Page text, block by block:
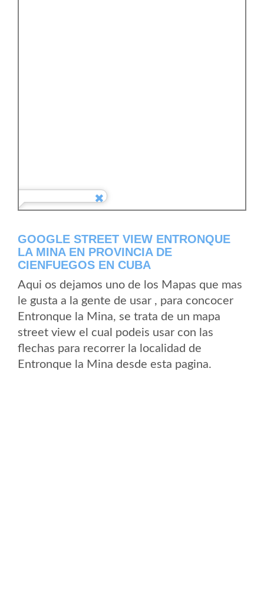
GOOGLE STREET VIEW ENTRONQUE
LA MINA EN PROVINCIA DE
CIENFUEGOS EN CUBA
Aqui os dejamos uno de los Mapas que mas
le gusta a la gente de usar , para concocer
Entronque la Mina, se trata de un mapa
street view el cual podeis usar con las
flechas para recorrer la localidad de
Entronque la Mina desde esta pagina.